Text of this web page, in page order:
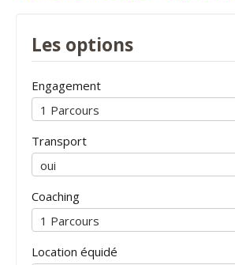
Les options
Engagement
Transport
Coaching
Location équidé